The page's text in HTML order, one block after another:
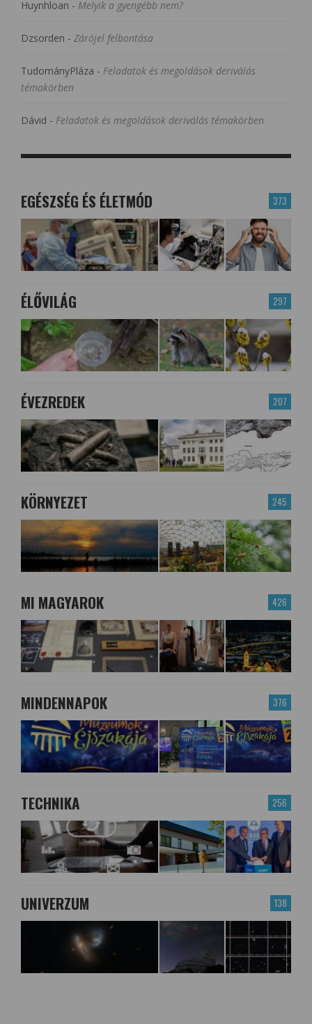
Huynhloan - Melyik a gyengébb nem?
Dzsorden - Zárójel felbontása
TudományPláza - Feladatok és megoldások deriválás
témakörben
Dávid - Feladatok és megoldások deriválás témakörben
373
EGÉSZSÉG ÉS ÉLETMÓD
297
ÉLŐVILÁG
207
ÉVEZREDEK
245
KÖRNYEZET
426
MI MAGYAROK
376
MINDENNAPOK
256
TECHNIKA
138
UNIVERZUM